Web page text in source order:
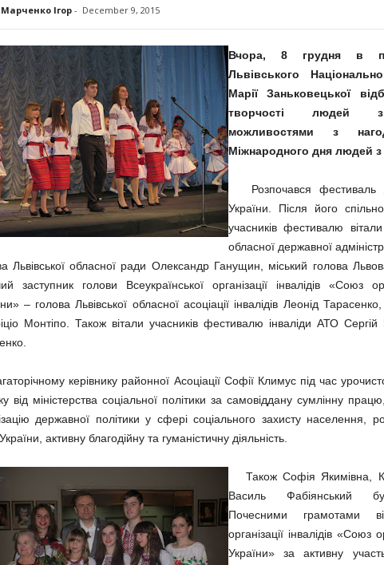
Марченко Ігор- December 9, 2015
Вчора, 8 грудня в
Львівського
Марії Заньковецької
творчості людей
можливостями з
Міжнародного дня людей з
Розпочався фестиваль
України. Після його
учасників фестивалю
обласної державної
Львівської обласної ради Олександр Ганущин, міський голова
заступник голови Всеукраїнської організації інвалідів «Союз
– голова Львівської обласної асоціації інвалідів Леонід
Монтіпо. Також вітали учасників фестивалю інваліди АТО
керівнику районної Асоціації Софії Климус під час
від міністерства соціальної політики за самовіддану сумлінну
державної політики у сфері соціального захисту населення,
активну благодійну та гуманістичну діяльність.
Також Софія Якимівна,
Василь Фабіянський
Почесними грамотами
організації інвалідів «Союз
України» за активну